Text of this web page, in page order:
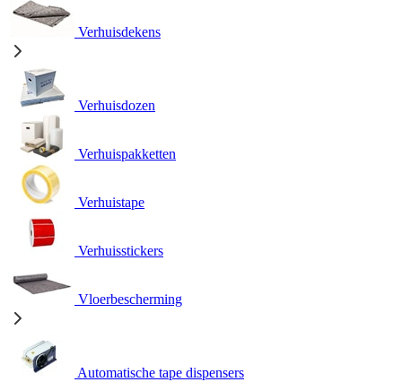
Verhuisdekens
Verhuisdozen
Verhuispakketten
Verhuistape
Verhuisstickers
Vloerbescherming
Automatische tape dispensers